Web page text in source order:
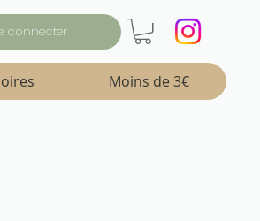
connecter
Moins de 3€